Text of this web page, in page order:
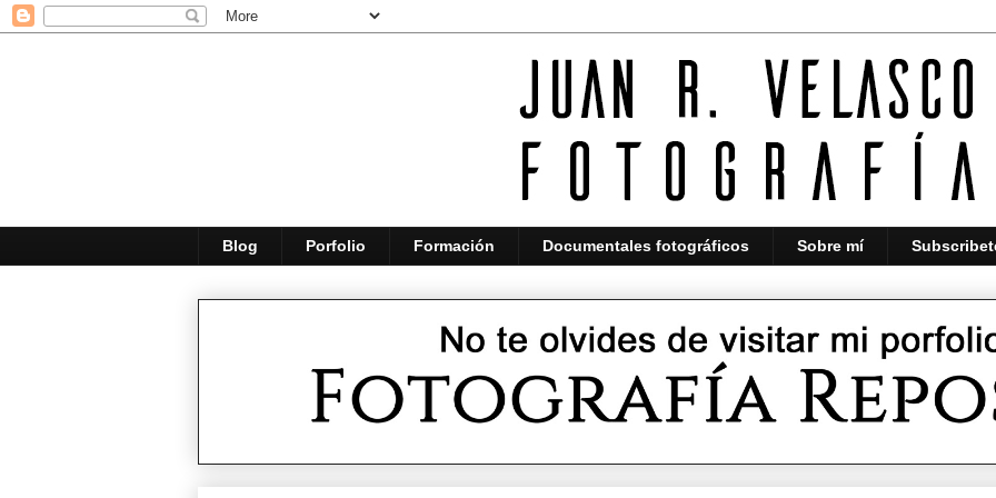
Blog Porfolio Formación Documentales fotográficos Sobre mí